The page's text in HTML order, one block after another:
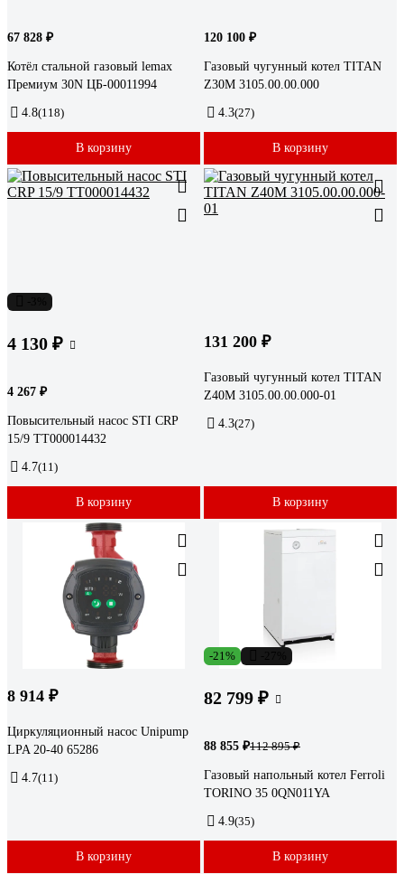
67 828 ₽
Котёл стальной газовый lemax
Премиум 30N ЦБ-00011994
4.8(118)
В корзину
120 100 ₽
Газовый чугунный котел TITAN
Z30M 3105.00.00.000
4.3(27)
В корзину
4 130 ₽
4 267 ₽
Повысительный насос STI CRP
15/9 ТТ000014432
4.7(11)
В корзину
131 200 ₽
Газовый чугунный котел TITAN
Z40M 3105.00.00.000-01
4.3(27)
В корзину
8 914 ₽
Циркуляционный насос Unipump
LPA 20-40 65286
4.7(11)
В корзину
-21%
82 799 ₽
88 855 ₽112 895 ₽
Газовый напольный котел Ferroli
TORINO 35 0QN011YA
4.9(35)
В корзину